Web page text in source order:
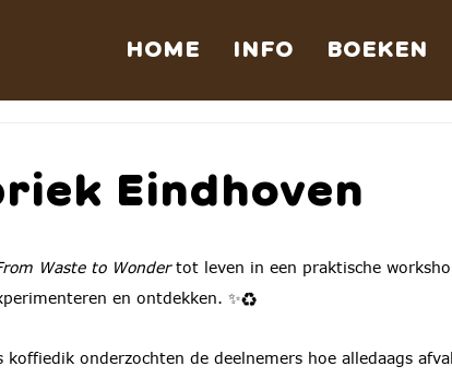
HOME INFO BOEKEN
Eindhoven
Waste to Wonder tot leven in een praktische
en ontdekken. ✨♻️
onderzochten de deelnemers hoe alledaags afval